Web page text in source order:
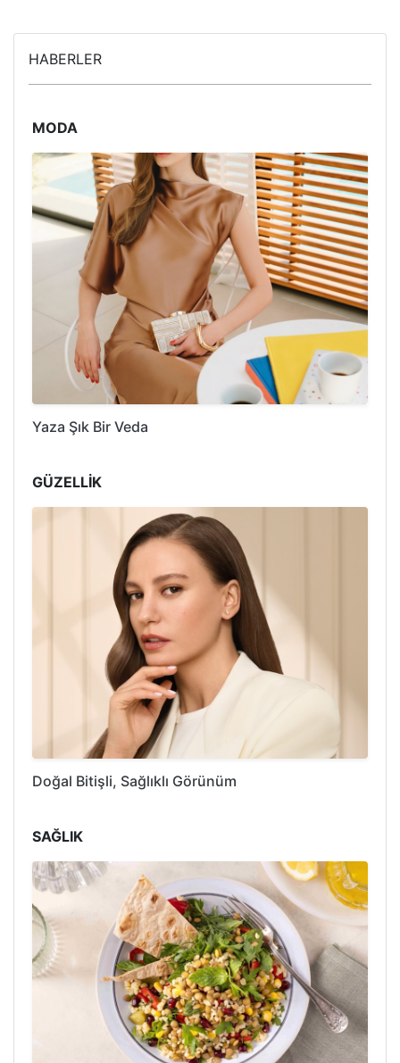
HABERLER
MODA
Yaza Şık Bir Veda
GÜZELLİK
Doğal Bitişli, Sağlıklı Görünüm
SAĞLIK